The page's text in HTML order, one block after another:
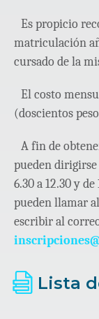
Es propicio
matriculación
cursado de la
El costo
(doscientos
A fin de
pueden dirigirse
6.30 a 12.30 y
pueden llamar
escribir al
Lista